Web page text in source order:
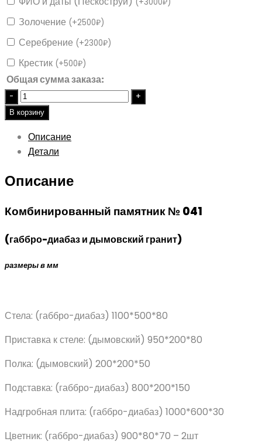
Золочение (+2500₽)
Серебрение (+2300₽)
Крестик (+500₽)
Общая сумма заказа:
Quantity
В корзину
Описание
Детали
Описание
Комбинированный памятник № 041
(габбро-диабаз и дымовский гранит)
размеры в мм
Стела: (габбро-диабаз) 1100*500*80
Приставка к стеле: (дымовский) 950*200*80
Полка: (дымовский) 200*200*50
Подставка: (габбро-диабаз) 800*200*150
Надгробная плита: (габбро-диабаз) 1000*600*30
Цветник: (габбро-диабаз) 900*80*70 – 2шт